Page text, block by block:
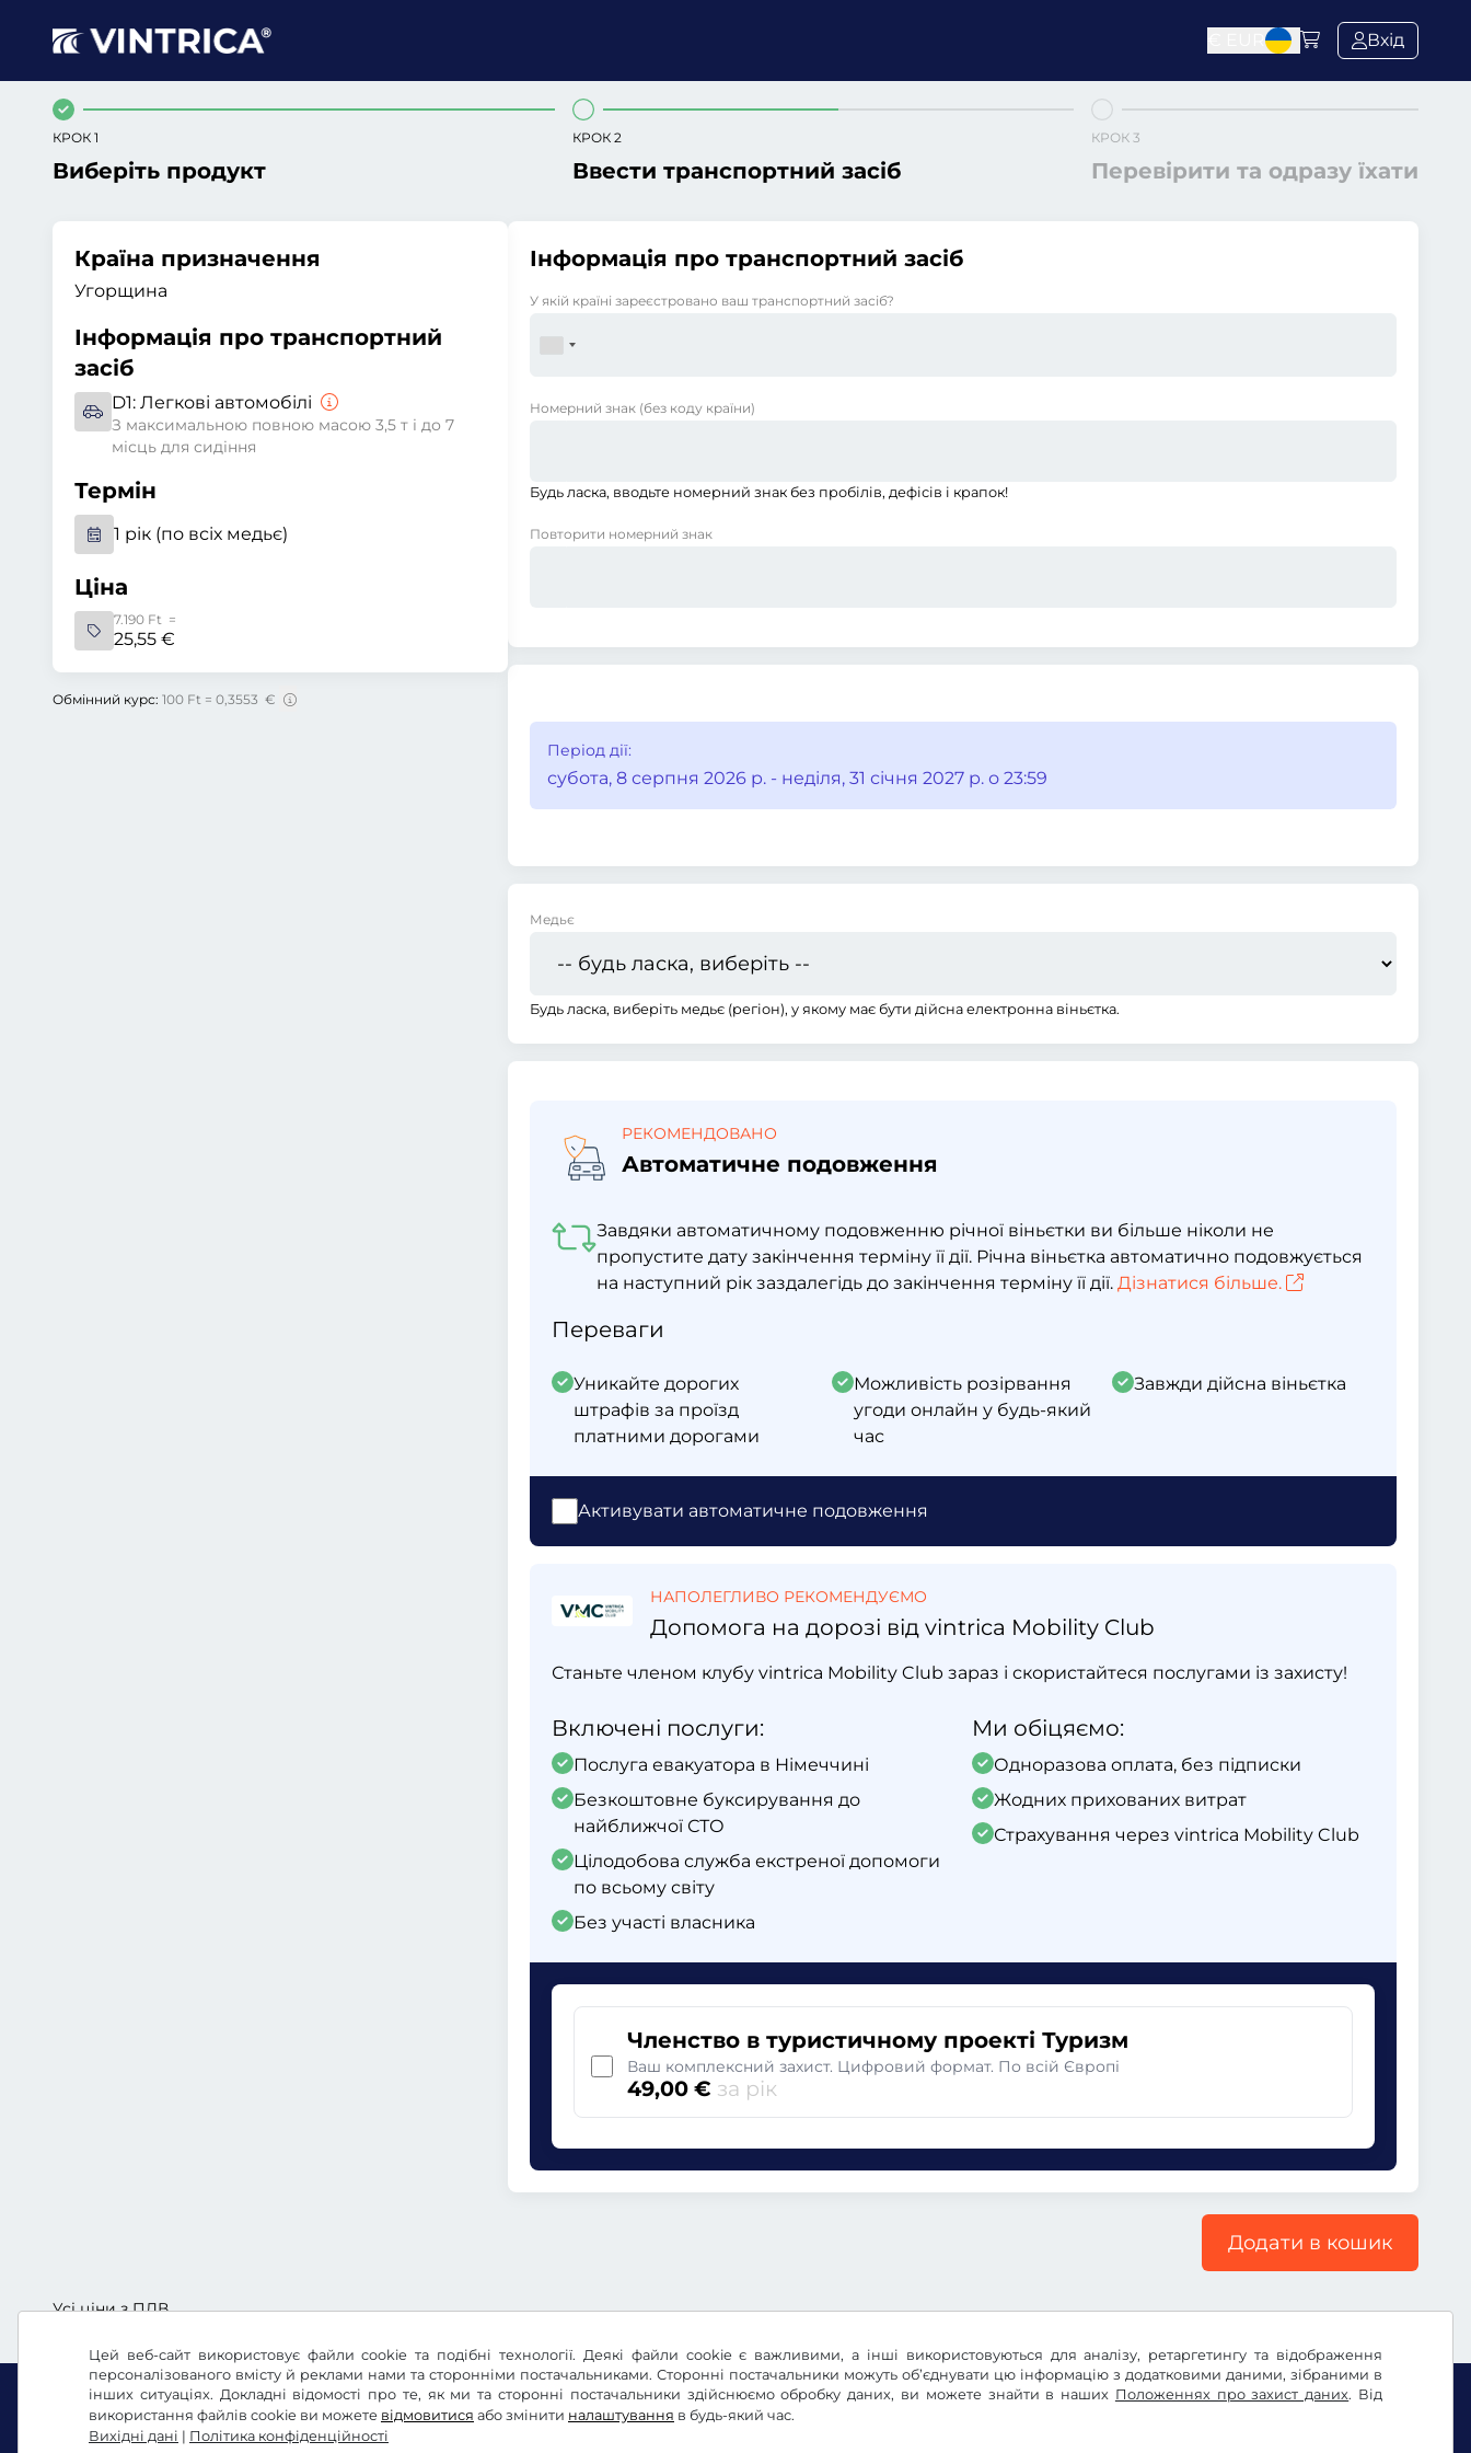
Цей веб-сайт використовує файли cookie та подібні технології. Деякі файли cookie є важливими, а інші використовуються для аналізу, ретаргетингу та відображення
персоналізованого вмісту й реклами нами та сторонніми постачальниками. Сторонні постачальники можуть об’єднувати цю інформацію з додатковими даними, зібраними в
інших ситуаціях. Докладні відомості про те, як ми та сторонні постачальники здійснюємо обробку даних, ви можете знайти в наших Положеннях про захист даних. Від
використання файлів cookie ви можете відмовитися або змінити налаштування в будь-який час.
Вихідні дані | Політика конфіденційності
Вхід
КРОК 1
Виберіть продукт
КРОК 2
Ввести транспортний засіб
КРОК 3
Перевірити та одразу їхати
Країна призначення
Угорщина
Інформація про транспортний
засіб
D1: Легкові автомобілі
З максимальною повною масою 3,5 т і до 7
місць для сидіння
Термін
1 рік (по всіх медьє)
Ціна
7.190 Ft =
25,55 €
Обмінний курс: 100 Ft = 0,3553 €
Інформація про транспортний засіб
У якій країні зареєстровано ваш транспортний засіб?
Номерний знак (без коду країни)
Будь ласка, вводьте номерний знак без пробілів, дефісів і крапок!
Повторити номерний знак
Період дії:
субота, 8 серпня 2026 р. - неділя, 31 січня 2027 р. о 23:59
Медьє
Будь ласка, виберіть медьє (регіон), у якому має бути дійсна електронна віньєтка.
РЕКОМЕНДОВАНО
Автоматичне подовження
Завдяки автоматичному подовженню річної віньєтки ви більше ніколи не
пропустите дату закінчення терміну її дії. Річна віньєтка автоматично подовжується
на наступний рік заздалегідь до закінчення терміну її дії. Дізнатися більше.
Переваги
Уникайте дорогих
штрафів за проїзд
платними дорогами
Можливість розірвання
угоди онлайн у будь-який
час
Завжди дійсна віньєтка
Активувати автоматичне подовження
НАПОЛЕГЛИВО РЕКОМЕНДУЄМО
Допомога на дорозі від vintrica Mobility Club
Станьте членом клубу vintrica Mobility Club зараз і скористайтеся послугами із захисту!
Включені послуги:
Послуга евакуатора в Німеччині
Безкоштовне буксирування до
найближчої СТО
Цілодобова служба екстреної допомоги
по всьому світу
Без участі власника
Ми обіцяємо:
Одноразова оплата, без підписки
Жодних прихованих витрат
Страхування через vintrica Mobility Club
Членство в туристичному проекті Туризм
Ваш комплексний захист. Цифровий формат. По всій Європі
49,00 € за рік
Додати в кошик
Усі ціни з ПДВ.